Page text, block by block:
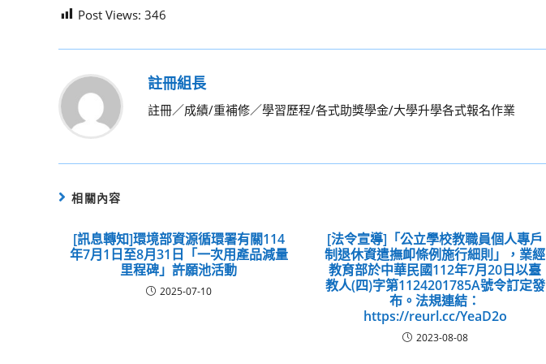
Post Views: 346
註冊組長
註冊／成績/重補修／學習歷程/各式助獎學金/大學升學各式報名作業
相關內容
[訊息轉知]環境部資源循環署有關114
年7月1日至8月31日「一次用產品減量
里程碑」許願池活動
2025-07-10
[法令宣導]「公立學校教職員個人專戶
制退休資遣撫卹條例施行細則」，業經
教育部於中華民國112年7月20日以臺
教人(四)字第1124201785A號令訂定發
布。法規連結：
https://reurl.cc/YeaD2o
2023-08-08